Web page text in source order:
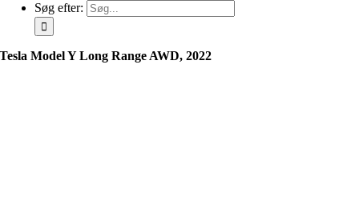
Søg efter:
Tesla Model Y Long Range AWD, 2022